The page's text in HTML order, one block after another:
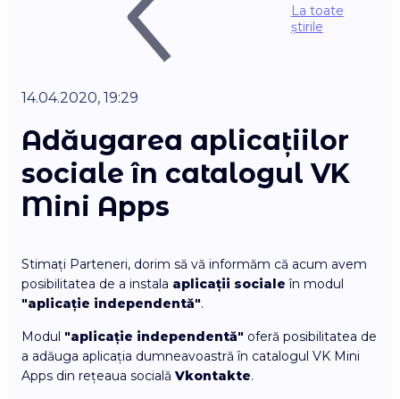
La toate
știrile
14.04.2020, 19:29
Adăugarea aplicațiilor
sociale în catalogul VK
Mini Apps
Stimați Parteneri, dorim să vă informăm că acum avem
posibilitatea de a instala aplicații sociale în modul
"aplicație independentă".
Modul "aplicație independentă" oferă posibilitatea de
a adăuga aplicația dumneavoastră în catalogul VK Mini
Apps din rețeaua socială Vkontakte.